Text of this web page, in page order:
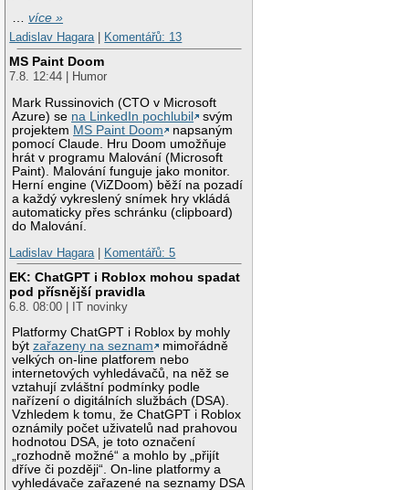
…více »
Ladislav Hagara| Komentářů: 13
MS Paint Doom
7.8. 12:44 | Humor
Mark Russinovich (CTO v Microsoft
Azure) se na LinkedIn pochlubil
svým
projektem MS Paint Doom
napsaným
pomocí Claude. Hru Doom umožňuje
hrát v programu Malování (Microsoft
Paint). Malování funguje jako monitor.
Herní engine (ViZDoom) běží na pozadí
a každý vykreslený snímek hry vkládá
automaticky přes schránku (clipboard)
do Malování.
Ladislav Hagara| Komentářů: 5
EK: ChatGPT i Roblox mohou spadat
pod přísnější pravidla
6.8. 08:00 | IT novinky
Platformy ChatGPT i Roblox by mohly
býtzařazeny na seznam
mimořádně
velkých on-line platforem nebo
internetových vyhledávačů, na něž se
vztahují zvláštní podmínky podle
nařízení o digitálních službách (DSA).
Vzhledem k tomu, že ChatGPT i Roblox
oznámily počet uživatelů nad prahovou
hodnotou DSA, je toto označení
„rozhodně možné“ a mohlo by „přijít
dříve či později“. On-line platformy a
vyhledávače zařazené na seznamy DSA